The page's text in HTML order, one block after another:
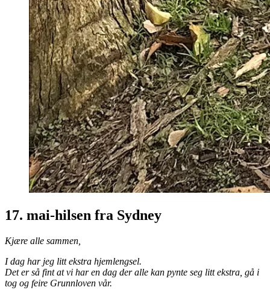
17. mai-hilsen fra Sydney
Kjære alle sammen,
I dag har jeg litt ekstra hjemlengsel.
Det er så fint at vi har en dag der alle kan pynte seg litt ekstra, gå i
tog og feire Grunnloven vår.